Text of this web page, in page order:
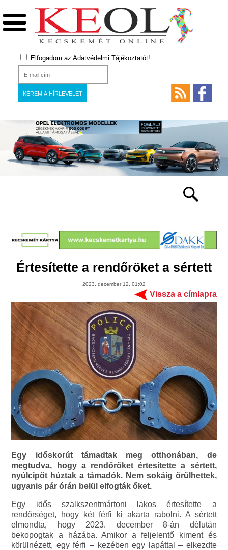
Elfogadom az Adatvédelmi Tájékoztatót!
Értesítette a rendőröket a sértett
2023. december 12. 01:02
Vissza a címlapra
Egy időskorút támadtak meg otthonában, de
megtudva, hogy a rendőröket értesítette a sértett,
nyúlcipőt húztak a támadók. Nem sokáig örülhettek,
ugyanis pár órán belül elfogták őket.
Egy idős szalkszentmártoni lakos értesítette a
rendőrséget, hogy két férfi ki akarta rabolni. A sértett
elmondta, hogy 2023. december 8-án délután
bekopogtak a házába. Amikor a feljelentő kiment és
körülnézett, egy férfi – kezében egy lapáttal – elkezdte